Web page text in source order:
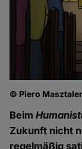
© Piero
Beim
Zukunft nicht
regelmäßig